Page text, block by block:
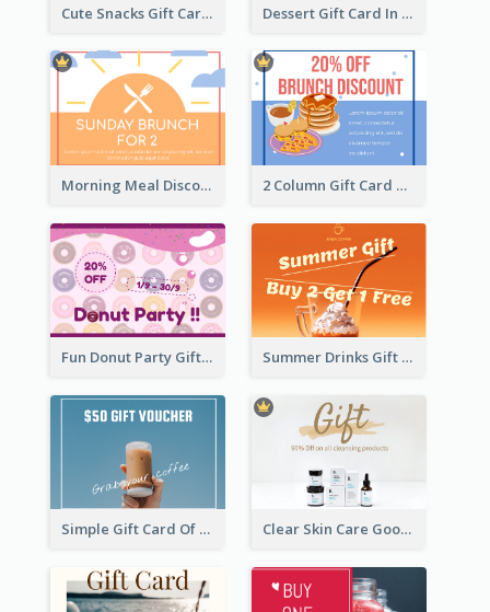
Cute Snacks Gift Card Dessert Gift Card In Dark Tone
Morning Meal Discount Gift Card 2 Column Gift Card With Graphics
Fun Donut Party Gift Card With Special Title Summer Drinks Gift Card
Simple Gift Card Of Drinks Clear Skin Care Goods Gift Card